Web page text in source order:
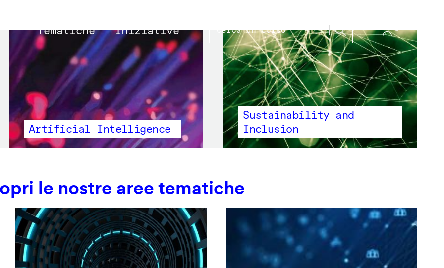
Main
navigation
Tematiche Iniziative
Artificial Intelligence
Sustainability and
Inclusion
le nostre aree tematiche